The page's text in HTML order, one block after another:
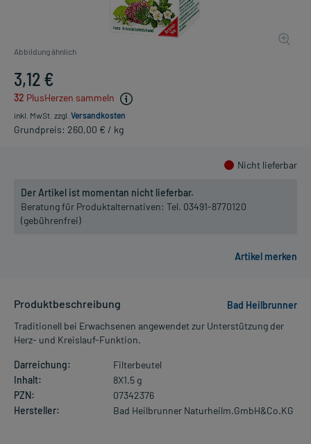
Abbildung ähnlich
3,12 €
32 PlusHerzen sammeln
inkl. MwSt. zzgl. Versandkosten
Grundpreis: 260,00 € / kg
Nicht lieferbar
Der Artikel ist momentan nicht lieferbar.
Beratung für Produktalternativen: Tel. 03491-8770120
(gebührenfrei)
Produktbeschreibung
Bad Heilbrunner
Traditionell bei Erwachsenen angewendet zur Unterstützung der
Herz- und Kreislauf-Funktion.
Darreichung:
Filterbeutel
Inhalt:
8X1.5 g
PZN:
07342376
Hersteller:
Bad Heilbrunner Naturheilm.GmbH&Co.KG